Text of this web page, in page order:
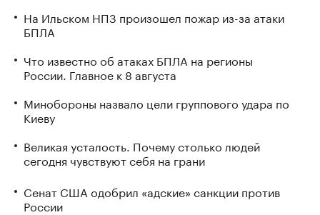
На Ильском НПЗ произошел пожар из-за атаки
БПЛА
Что известно об атаках БПЛА на регионы
России. Главное к 8 августа
Минобороны назвало цели группового удара по
Киеву
Великая усталость. Почему столько людей
сегодня чувствуют себя на грани
Сенат США одобрил «адские» санкции против
России